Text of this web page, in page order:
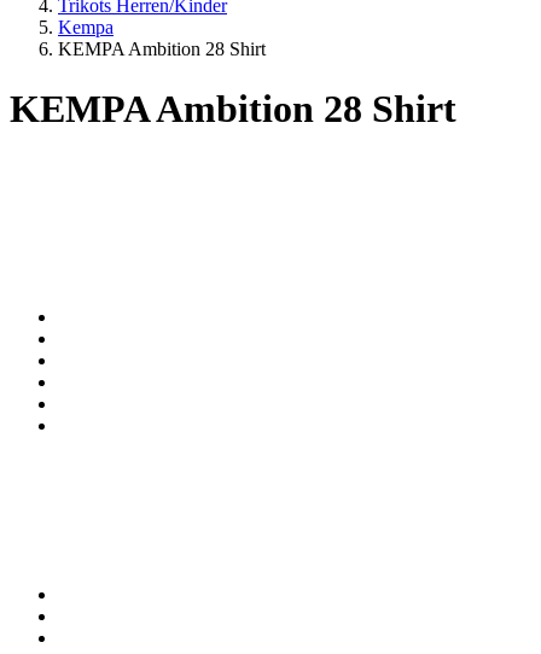
Trikots Herren/Kinder
Kempa
KEMPA Ambition 28 Shirt
KEMPA Ambition 28 Shirt